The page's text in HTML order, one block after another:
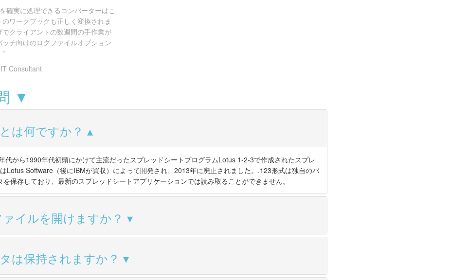
確実に処理できるコンバーターはこ
ワークブックも正しく変換されま
クライアントの数週間の手作業が
チ向けのログファイルオプション
"
IT Consultant
▼
は何ですか？
代から1990年代初頭にかけて主流だったスプレッドシートプログラムLotus 1-2-3で作成されたスプレ
Lotus Software（後にIBMが買収）によって開発され、2013年に廃止されました。.123形式は独自のバ
保存しており、最新のスプレッドシートアプリケーションでは読み取ることができません。
イルを開けますか？
は保持されますか？